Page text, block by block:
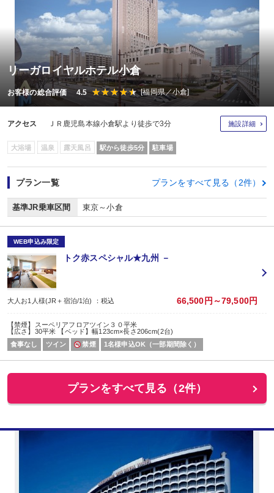
リーガロイヤルホテル小倉
お客様の総合評価 4.5 [福岡県／小倉]
アクセス ＪＲ鹿児島本線小倉駅より徒歩で3分 施設詳細
大浴場 温泉 露天風呂 駅から徒歩5分 駐車場
プラン一覧 プランをすべて見る（2件）
基準JR乗車区間 東京～小倉
WEB申込み限定
トク赤スペシャル★九州 －
大人お1人様(JR＋宿泊/1泊) ：税込 66,500円～79,500円
【禁煙】スーペリアフロアツイン３０平米
【広さ】30平米 【ベッド】幅123cm×長さ206cm(2台)
食事なし
ツイン 禁煙 1名様申込OK（一部期間除く）
プランをすべて見る（2件）